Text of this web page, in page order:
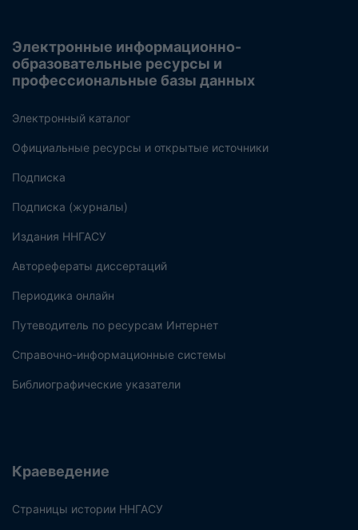
Электронные информационно-
образовательные ресурсы и
профессиональные базы данных
Электронный каталог
Официальные ресурсы и открытые источники
Подписка
Подписка (журналы)
Издания ННГАСУ
Авторефераты диссертаций
Периодика онлайн
Путеводитель по ресурсам Интернет
Справочно-информационные системы
Библиографические указатели
Краеведение
Страницы истории ННГАСУ